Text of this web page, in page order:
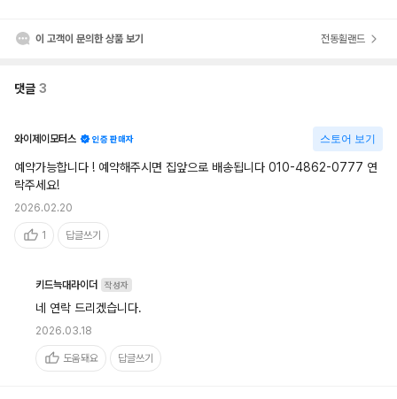
이 고객이 문의한 상품 보기 전동휠랜드
댓글 3
와이제이모터스 인증 판매자 스토어 보기
예약가능합니다 ! 예약해주시면 집앞으로 배송됩니다 010-4862-0777 연
락주세요!
2026.02.20
1 답글쓰기
키드늑대라이더 작성자
네 연락 드리겠습니다.
2026.03.18
도움돼요 답글쓰기